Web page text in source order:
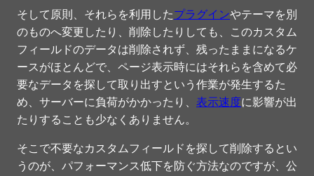
そして原則、それらを利用したプラグインやテーマを別
のものへ変更したり、削除したりしても、このカスタム
フィールドのデータは削除されず、残ったままになるケ
ースがほとんどで、ページ表示時にはそれらを含めて必
要なデータを探して取り出すという作業が発生するた
め、サーバーに負荷がかかったり、 表示速度に影響が出
たりすることも少なくありません。
そこで不要なカスタムフィールドを探して削除するとい
うのが、パフォーマンス低下を防ぐ方法なのですが、公